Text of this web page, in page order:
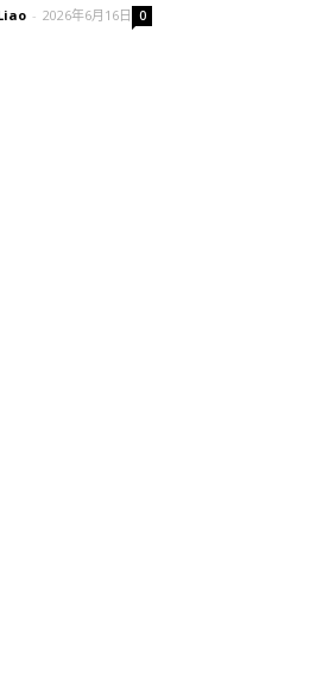
- 2026年6月16日 0